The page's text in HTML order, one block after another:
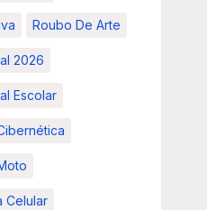
Roubo De Arte
2026
Escolar
Celular